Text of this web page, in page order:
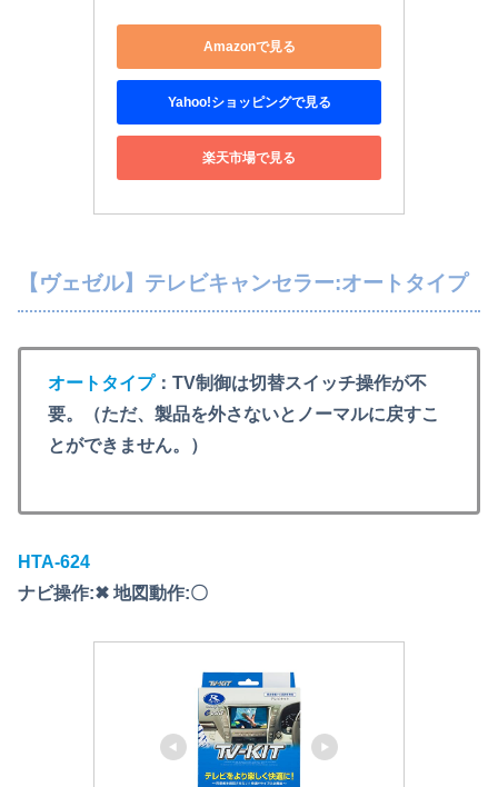
Amazonで見る
Yahoo!ショッピングで見る
楽天市場で見る
【ヴェゼル】テレビキャンセラー:オートタイプ
オートタイプ：TV制御は切替スイッチ操作が不
要。（ただ、製品を外さないとノーマルに戻すこ
とができません。）
HTA-624
ナビ操作:✖ 地図動作:〇